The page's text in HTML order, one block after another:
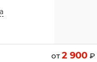
от2 900₽